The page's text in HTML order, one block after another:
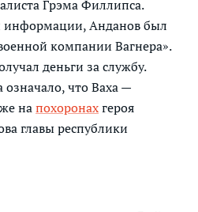
Грэма Филлипса.
информации, Анданов был
компании Вагнера».
деньги за службу.
что Ваха —
напохоронахгероя
главы республики